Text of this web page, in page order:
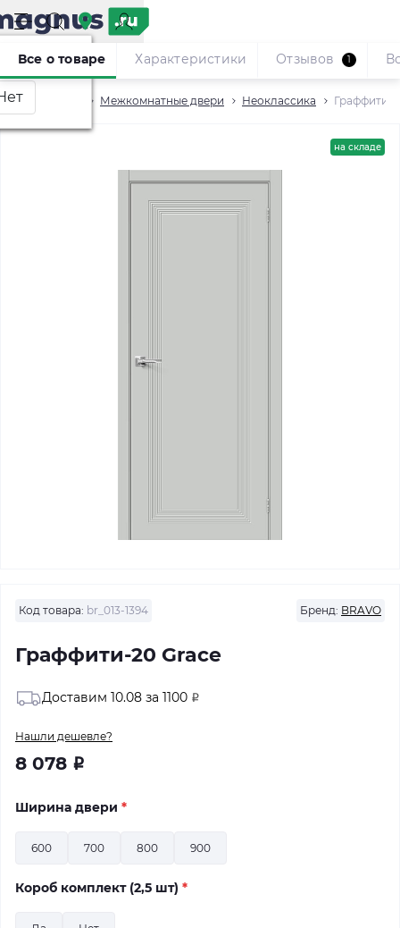
Москва ?
Межкомнатные двери Неоклассика Граффити-
Все о товаре Характеристики Отзывов 1
на складе
Код товара: br_013-1394 Бренд: BRAVO
Граффити-20 Grace
Доставим 10.08 за 1100 Р
Нашли дешевле?
8 078 Р
Ширина двери *
600 700 800 900
Короб комплект (2,5 шт) *